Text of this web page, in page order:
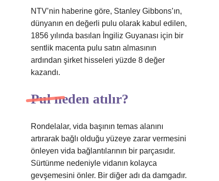
NTV’nin haberine göre, Stanley Gibbons’ın,
dünyanın en değerli pulu olarak kabul edilen,
1856 yılında basılan İngiliz Guyanası için bir
sentlik macenta pulu satın almasının
ardından şirket hisseleri yüzde 8 değer
kazandı.
Pul neden atılır?
Rondelalar, vida başının temas alanını
artırarak bağlı olduğu yüzeye zarar vermesini
önleyen vida bağlantılarının bir parçasıdır.
Sürtünme nedeniyle vidanın kolayca
gevşemesini önler. Bir diğer adı da damgadır.